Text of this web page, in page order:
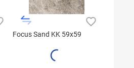
Focus Sand KK 59x59